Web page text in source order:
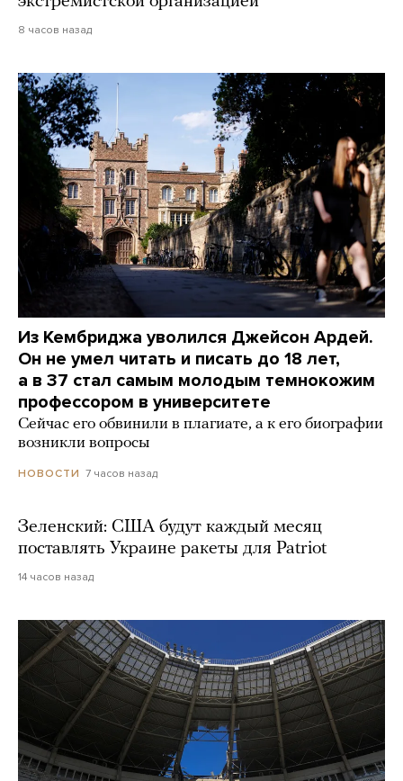
8 часов назад
Из Кембриджа уволился Джейсон Ардей.
Он не умел читать и писать до 18 лет,
а в 37 стал самым молодым темнокожим
профессором в университете
Сейчас его обвинили в плагиате, а к его биографии
возникли вопросы
НОВОСТИ 7 часов назад
Зеленский: США будут каждый месяц
поставлять Украине ракеты для Patriot
14 часов назад